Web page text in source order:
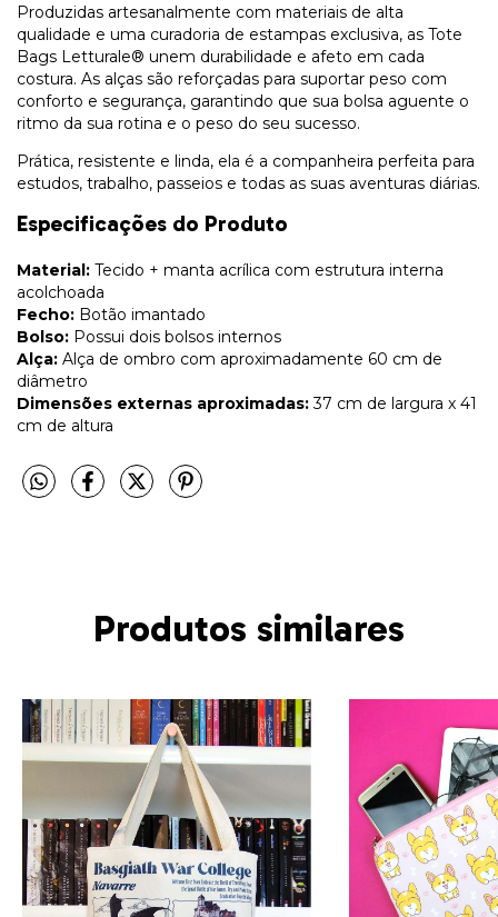
Produzidas artesanalmente com materiais de alta
qualidade e uma curadoria de estampas exclusiva, as Tote
Bags Letturale® unem durabilidade e afeto em cada
costura. As alças são reforçadas para suportar peso com
conforto e segurança, garantindo que sua bolsa aguente o
ritmo da sua rotina e o peso do seu sucesso.
Prática, resistente e linda, ela é a companheira perfeita para
estudos, trabalho, passeios e todas as suas aventuras diárias.
Especificações do Produto
Material: Tecido + manta acrílica com estrutura interna
acolchoada
Fecho: Botão imantado
Bolso: Possui dois bolsos internos
Alça: Alça de ombro com aproximadamente 60 cm de
diâmetro
Dimensões externas aproximadas:37 cm de largura x 41
cm de altura
Produtos similares